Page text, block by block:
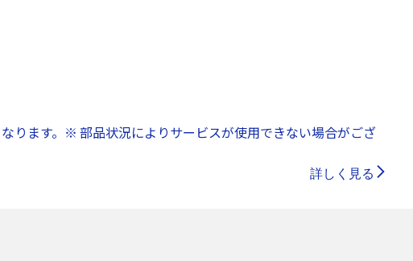
ります。※ 部品状況によりサービスが使用できない場合がござ
詳しく見る